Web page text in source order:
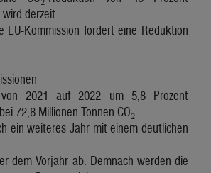
derzeit
EU-Kommission fordert eine Reduktion
2021 auf 2022 um 5,8 Prozent
72,8 Millionen Tonnen CO₂.
ein weiteres Jahr mit einem deutlichen
dem Vorjahr ab. Demnach werden die